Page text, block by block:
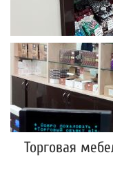
Торговая